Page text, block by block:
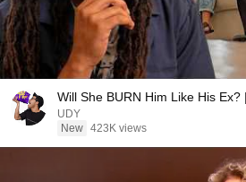
Will She BURN Him Like His Ex?
UDY
New 423K views